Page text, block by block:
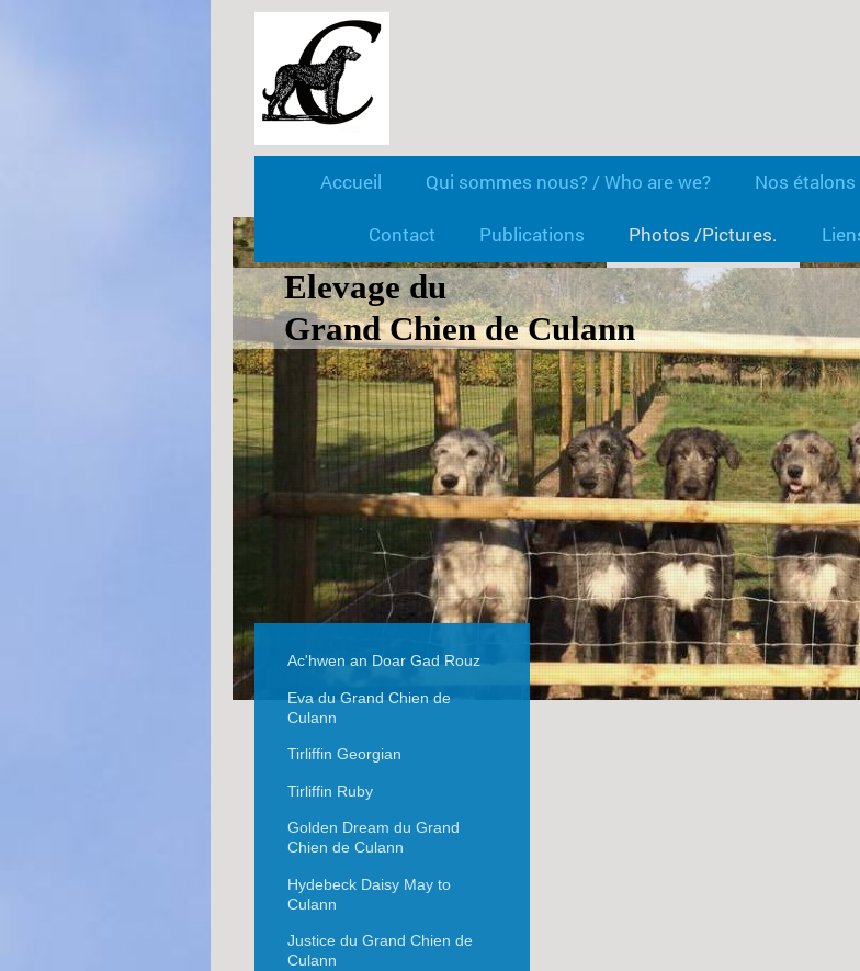
Accueil Qui sommes nous? / Who are we? Nos
Contact Publications Photos /Pictures.
Elevage du
Grand Chien de Culann
Ac'hwen an Doar Gad Rouz
Eva du Grand Chien de
Culann
Tirliffin Georgian
Tirliffin Ruby
Golden Dream du Grand
Chien de Culann
Hydebeck Daisy May to
Culann
Justice du Grand Chien de
Culann